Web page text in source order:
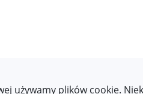
używamy plików cookie.